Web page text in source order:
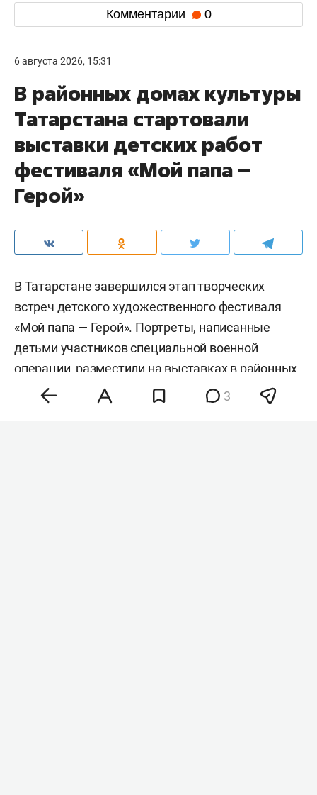
Комментарии 0
6 августа 2026, 15:31
В районных домах культуры
Татарстана стартовали
выставки детских работ
фестиваля «Мой папа –
Герой»
В Татарстане завершился этап творческих
встреч детского художественного фестиваля
«Мой папа — Герой». Портреты, написанные
детьми участников специальной военной
операции, разместили на выставках в районных
домах культуры. Экспозиции уже открылись в
муниципалитетах республики и будут работать
3